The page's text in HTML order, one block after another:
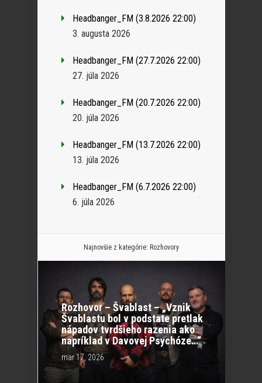
Headbanger_FM (3.8.2026 22:00)
3. augusta 2026
Headbanger_FM (27.7.2026 22:00)
27. júla 2026
Headbanger_FM (20.7.2026 22:00)
20. júla 2026
Headbanger_FM (13.7.2026 22:00)
13. júla 2026
Headbanger_FM (6.7.2026 22:00)
6. júla 2026
Najnovšie z kategórie: Rozhovory
Rozhovor – Švablast – „Vznik
Švablastu bol v podstate pretlak
nápadov tvrdšieho razenia ako
napríklad v Davovej Psychóze…“
mar 17, 2026